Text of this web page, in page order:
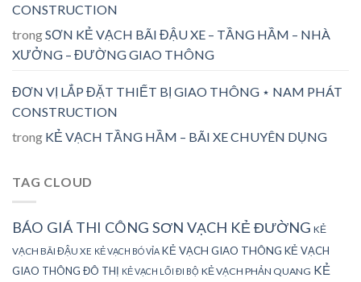
CONSTRUCTION
trongSƠN KẺ VẠCH BÃI ĐẬU XE – TẦNG HẦM – NHÀ
XƯỞNG – ĐƯỜNG GIAO THÔNG
ĐƠN VỊ LẮP ĐẶT THIẾT BỊ GIAO THÔNG ⋆ NAM PHÁT
CONSTRUCTION
trong KẺ VẠCH TẦNG HẦM – BÃI XE CHUYÊN DỤNG
TAG CLOUD
BÁO GIÁ THI CÔNG SƠN VẠCH KẺ ĐƯỜNG KẺ
VẠCH BÃI ĐẬU XE KẺ VẠCH BÓ VỈA KẺ VẠCH GIAO THÔNG KẺ VẠCH
GIAO THÔNG ĐÔ THỊ KẺ VẠCH LỐI ĐI BỘ KẺ VẠCH PHẢN QUANG KẺ